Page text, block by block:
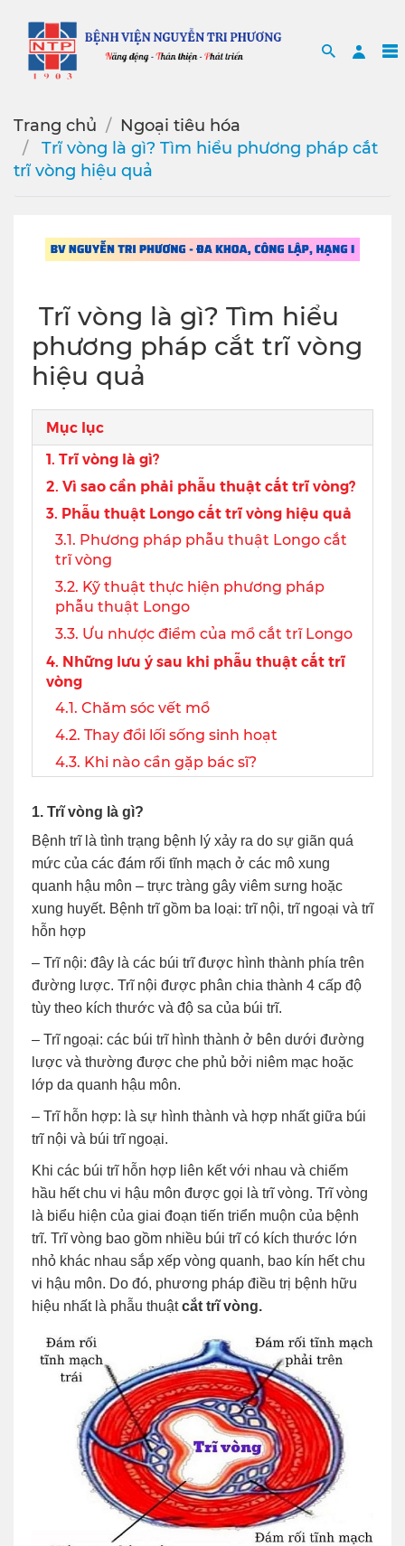
Search
Trang chủ
Ngoại tiêu hóa
️ Trĩ vòng là gì? Tìm hiểu phương pháp cắt
trĩ vòng hiệu quả
️ Trĩ vòng là gì? Tìm hiểu
phương pháp cắt trĩ vòng
hiệu quả
Mục lục
1. Trĩ vòng là gì?
2. Vì sao cần phải phẫu thuật cắt trĩ vòng?
3. Phẫu thuật Longo cắt trĩ vòng hiệu quả
3.1. Phương pháp phẫu thuật Longo cắt
trĩ vòng
3.2. Kỹ thuật thực hiện phương pháp
phẫu thuật Longo
3.3. Ưu nhược điểm của mổ cắt trĩ Longo
4. Những lưu ý sau khi phẫu thuật cắt trĩ
vòng
4.1. Chăm sóc vết mổ
4.2. Thay đổi lối sống sinh hoạt
4.3. Khi nào cần gặp bác sĩ?
1. Trĩ vòng là gì?
Bệnh trĩ là tình trạng bệnh lý xảy ra do sự giãn quá
mức của các đám rối tĩnh mạch ở các mô xung
quanh hậu môn – trực tràng gây viêm sưng hoặc
xung huyết. Bệnh trĩ gồm ba loại: trĩ nội, trĩ ngoại và trĩ
hỗn hợp
– Trĩ nội: đây là các búi trĩ được hình thành phía trên
đường lược. Trĩ nội được phân chia thành 4 cấp độ
tùy theo kích thước và độ sa của búi trĩ.
– Trĩ ngoại: các búi trĩ hình thành ở bên dưới đường
lược và thường được che phủ bởi niêm mạc hoặc
lớp da quanh hậu môn.
– Trĩ hỗn hợp: là sự hình thành và hợp nhất giữa búi
trĩ nội và búi trĩ ngoại.
Khi các búi trĩ hỗn hợp liên kết với nhau và chiếm
hầu hết chu vi hậu môn được gọi là trĩ vòng. Trĩ vòng
là biểu hiện của giai đoạn tiến triển muộn của bệnh
trĩ. Trĩ vòng bao gồm nhiều búi trĩ có kích thước lớn
nhỏ khác nhau sắp xếp vòng quanh, bao kín hết chu
vi hậu môn. Do đó, phương pháp điều trị bệnh hữu
hiệu nhất là phẫu thuậtcắt trĩ vòng.